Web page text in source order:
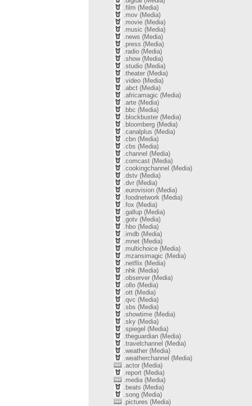
.film (Media)
.mov (Media)
.movie (Media)
.music (Media)
.news (Media)
.press (Media)
.radio (Media)
.show (Media)
.studio (Media)
.theater (Media)
.video (Media)
.abct (Media)
.africamagic (Media)
.arte (Media)
.bbc (Media)
.blockbuster (Media)
.bloomberg (Media)
.canalplus (Media)
.cbn (Media)
.cbs (Media)
.channel (Media)
.comcast (Media)
.cookingchannel (Media)
.dstv (Media)
.dvr (Media)
.eurovision (Media)
.foodnetwork (Media)
.fox (Media)
.gallup (Media)
.gotv (Media)
.hbo (Media)
.imdb (Media)
.mnet (Media)
.multichoice (Media)
.mzansimagic (Media)
.netflix (Media)
.nhk (Media)
.observer (Media)
.ollo (Media)
.ott (Media)
.qvc (Media)
.sbs (Media)
.showtime (Media)
.sky (Media)
.spiegel (Media)
.theguardian (Media)
.travelchannel (Media)
.weather (Media)
.weatherchannel (Media)
.actor (Media)
.report (Media)
.media (Media)
.beats (Media)
.song (Media)
.pictures (Media)